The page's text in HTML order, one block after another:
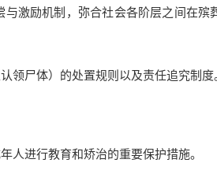
激励机制，弥合社会各阶层之间在殡
领尸体）的处置规则以及责任追究制度。
人进行教育和矫治的重要保护措施。